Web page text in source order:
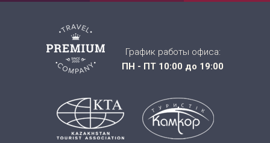
График работы офиса:
ПН - ПТ 10:00 до 19:00